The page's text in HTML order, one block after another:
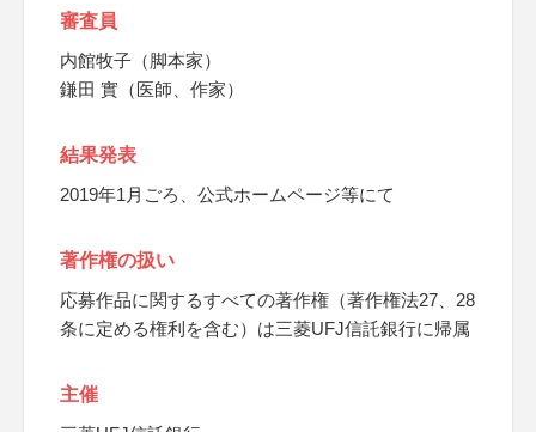
審査員
内館牧子（脚本家）
鎌田 實（医師、作家）
結果発表
2019年1月ごろ、公式ホームページ等にて
著作権の扱い
応募作品に関するすべての著作権（著作権法27、28
条に定める権利を含む）は三菱UFJ信託銀行に帰属
主催